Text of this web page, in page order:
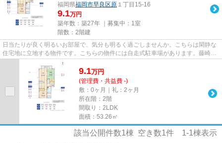
福岡県福岡市早良区原 １丁目15-16
9.1万円
築年数：築27年 ｜募集中： 1室
階数：2階建
日当たりが良く明るいお部屋で、気分も明るく過ごしませんか。こちらは閑静な
住宅地に立地する物件です。こちらの物件には自走式駐車場があります。藤崎駅
近くの新居におすすめ、メイ...
9.1万円
(管理費・共益費 -)
敷：0ヶ月｜礼：2ヶ月
所在階：2階
間取り：2LDK
面積：53.26㎡
該当公開件数1棟 空き数1件 1-1棟表示